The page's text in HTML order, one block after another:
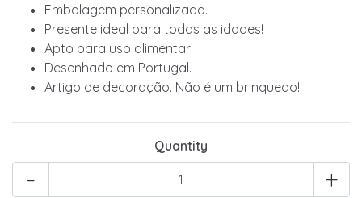
Embalagem personalizada.
Presente ideal para todas as idades!
Apto para uso alimentar
Desenhado em Portugal.
Artigo de decoração. Não é um brinquedo!
Quantity
+
-